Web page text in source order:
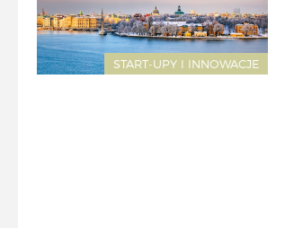
START-UPY I INNOWACJE